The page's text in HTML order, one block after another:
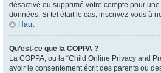
désactivé ou supprimé votre compte pour
données. Si tel était le cas, inscrivez-vous à
Haut
Qu’est-ce que la COPPA ?
La COPPA, ou la “Child Online Privacy and
avoir le consentement écrit des parents ou